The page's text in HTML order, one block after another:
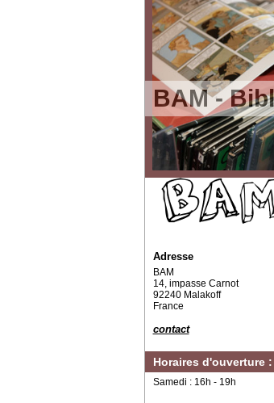
BAM -
Adresse
BAM
14, impasse Carnot
92240 Malakoff
France
contact
Horaires d'ouverture :
Samedi : 16h - 19h